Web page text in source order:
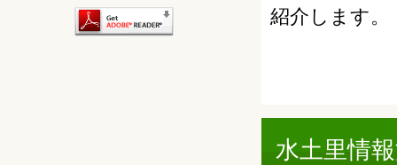
紹介します。
水土里情